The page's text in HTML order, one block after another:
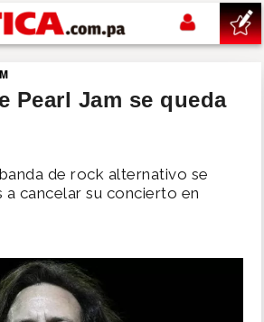
Pearl Jam se queda
de rock alternativo se
cancelar su concierto en